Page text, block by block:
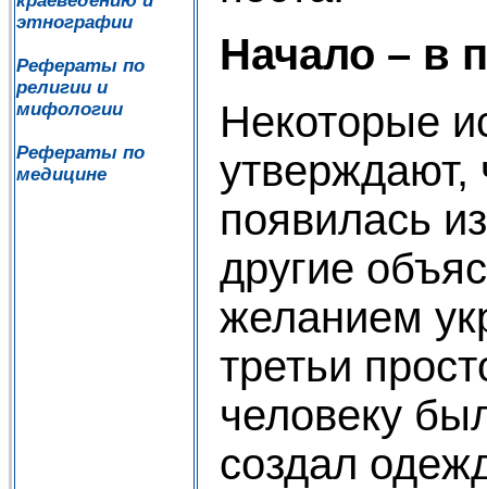
этнографии
Рефераты по
религии и
мифологии
Рефераты по
медицине
Начало – в
Некоторые
утверждают,
появилась
другие
желанием
третьи
человеку
создал